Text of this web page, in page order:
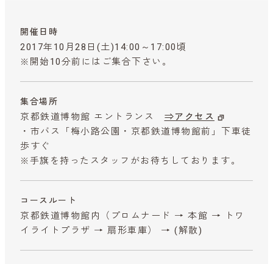
開催日時
2017年10月28日(土)14:00～17:00頃
※開始10分前にはご集合下さい。
集合場所
京都鉄道博物館 エントランス ⇒アクセス
・市バス「梅小路公園・京都鉄道博物館前」下車徒
歩すぐ
※手旗を持ったスタッフがお待ちしております。
コースルート
京都鉄道博物館内（プロムナード → 本館 → トワ
イライトプラザ → 扇形車庫） → (解散)